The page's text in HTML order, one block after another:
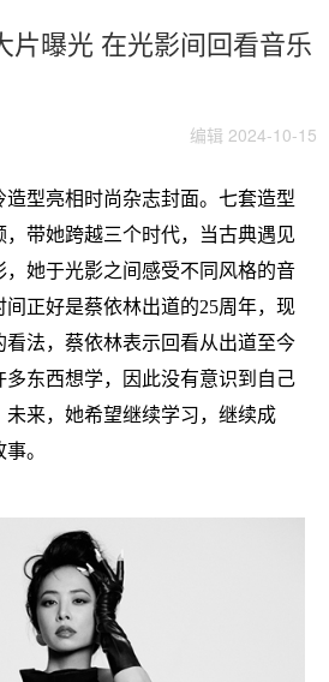
片曝光 在光影间回看音乐
编辑 2024-10-15
型亮相时尚杂志封面。七套造型
带她跨越三个时代，当古典遇见
她于光影之间感受不同风格的音
正好是蔡依林出道的25周年，现
法，蔡依林表示回看从出道至今
多东西想学，因此没有意识到自己
未来，她希望继续学习，继续成
。